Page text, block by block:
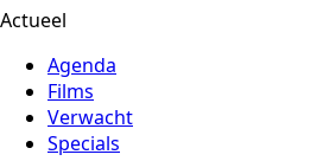
Actueel
Agenda
Films
Verwacht
Specials